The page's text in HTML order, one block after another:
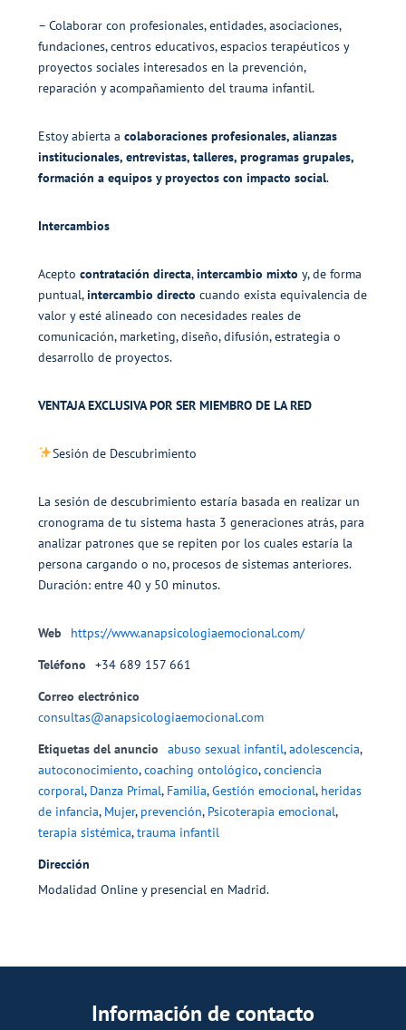
– Colaborar con profesionales, entidades, asociaciones,
fundaciones, centros educativos, espacios terapéuticos y
proyectos sociales interesados en la prevención,
reparación y acompañamiento del trauma infantil.
Estoy abierta a colaboraciones profesionales, alianzas
institucionales, entrevistas, talleres, programas grupales,
formación a equipos y proyectos con impacto social.
Intercambios
Acepto contratación directa,intercambio mixto y, de forma
puntual,intercambio directo cuando exista equivalencia de
valor y esté alineado con necesidades reales de
comunicación, marketing, diseño, difusión, estrategia o
desarrollo de proyectos.
VENTAJA EXCLUSIVA POR SER MIEMBRO DE LA RED
Sesión de Descubrimiento
La sesión de descubrimiento estaría basada en realizar un
cronograma de tu sistema hasta 3 generaciones atrás, para
analizar patrones que se repiten por los cuales estaría la
persona cargando o no, procesos de sistemas anteriores.
Duración: entre 40 y 50 minutos.
Web
https://www.anapsicologiaemocional.com/
Teléfono +34 689 157 661
Correo electrónico
consultas@anapsicologiaemocional.com
Etiquetas del anuncio abuso sexual infantil,adolescencia,
autoconocimiento,coaching ontológico,conciencia
corporal, Danza Primal, Familia,Gestión emocional, heridas
de infancia, Mujer, prevención, Psicoterapia emocional,
terapia sistémica,trauma infantil
Dirección
Modalidad Online y presencial en Madrid.
Información de contacto